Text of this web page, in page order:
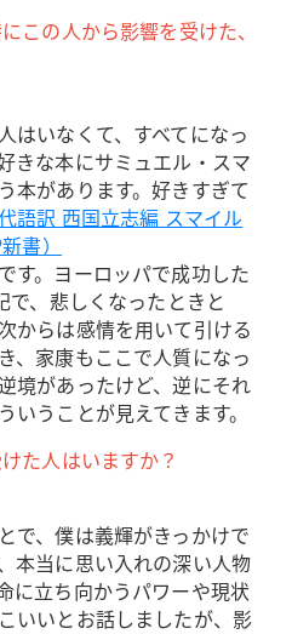
この人から影響を受けた、
はいなくて、すべてになっ
きな本にサミュエル・スマ
本があります。好きすぎて
代語訳 西国立志編 スマイル
書）
す。ヨーロッパで成功した
、悲しくなったときと
からは感情を用いて引ける
、家康もここで人質になっ
境があったけど、逆にそれ
うことが見えてきます。
た人はいますか？
で、僕は義輝がきっかけで
本当に思い入れの深い人物
に立ち向かうパワーや現状
いいとお話しましたが、影